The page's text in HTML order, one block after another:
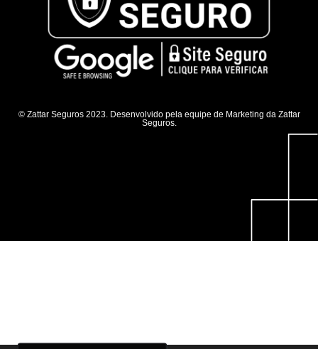
© Zattar Seguros 2023. Desenvolvido pela equipe de Marketing da Zattar
Seguros.